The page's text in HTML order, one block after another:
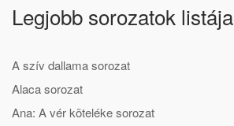
Legjobb sorozatok listája
A szív dallama sorozat
Alaca sorozat
Ana: A vér köteléke sorozat